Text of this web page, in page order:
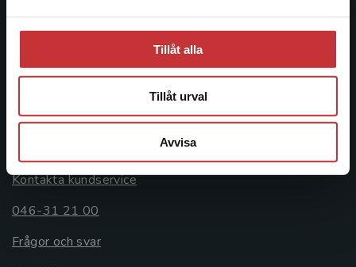
Tillåt alla
Tillåt urval
Avvisa
221 00 Lund
Besöksadress:
Åkergränden 1
Kontakta kundservice
046-31 21 00
Frågor och svar